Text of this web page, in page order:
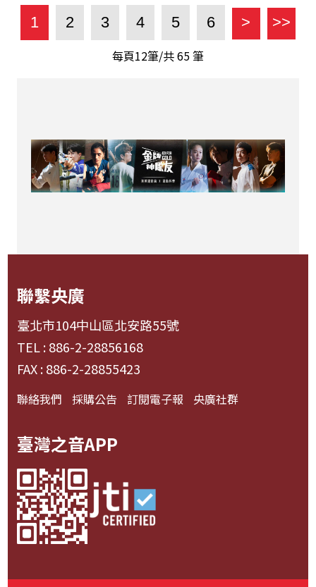
1 2 3 4 5 6 > >>
每頁12筆/共65筆
聯繫央廣
臺北市104中山區北安路55號
TEL : 886-2-28856168
FAX : 886-2-28855423
聯絡我們 採購公告 訂閱電子報 央廣社群
臺灣之音APP